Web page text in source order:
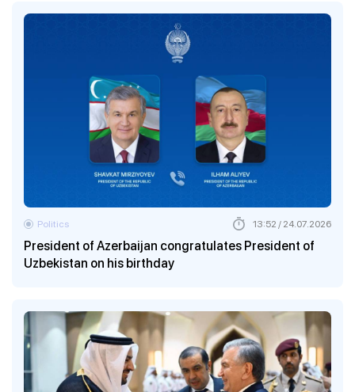
President of Azerbaijan congratulates President of
Uzbekistan on his birthday
Politics 13:52 / 24.07.2026